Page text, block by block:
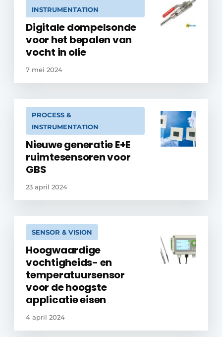
INSTRUMENTATION
Digitale dompelsonde
voor het bepalen van
vocht in olie
7 mei 2024
PROCESS &
INSTRUMENTATION
Nieuwe generatie E+E
ruimtesensoren voor
GBS
23 april 2024
SENSOR & VISION
Hoogwaardige
vochtigheids- en
temperatuursensor
voor de hoogste
applicatie eisen
4 april 2024